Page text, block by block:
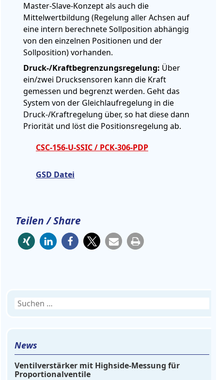
Master-Slave-Konzept als auch die
Mittelwertbildung (Regelung aller Achsen auf
eine intern berechnete Sollposition abhängig
von den einzelnen Positionen und der
Sollposition) vorhanden.
Druck-/Kraftbegrenzungsregelung: Über
ein/zwei Drucksensoren kann die Kraft
gemessen und begrenzt werden. Geht das
System von der Gleichlaufregelung in die
Druck-/Kraftregelung über, so hat diese dann
Priorität und löst die Positionsregelung ab.
CSC-156-U-SSIC / PCK-306-PDP
GSD Datei
Teilen / Share
Suchen
News
Ventilverstärker mit Highside-Messung für
Proportionalventile